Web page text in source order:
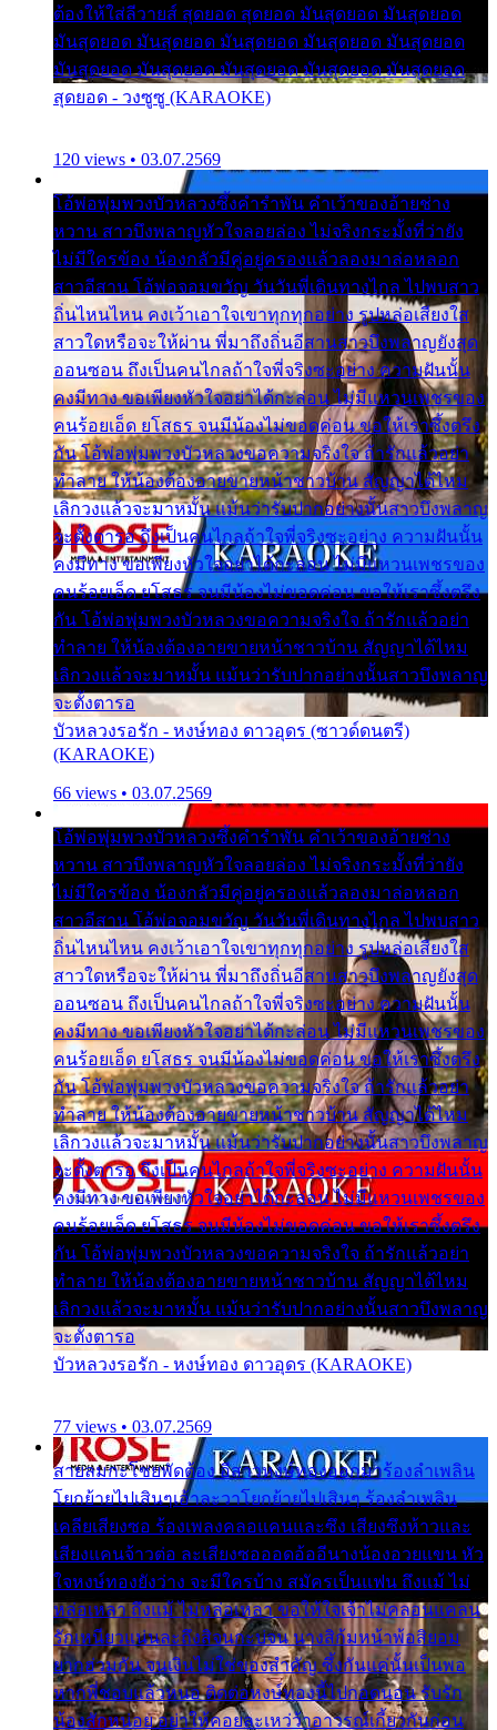
ต้องให้ใส่ลีวายส์ สุดยอด สุดยอด มันสุดยอด มันสุดยอด
มันสุดยอด มันสุดยอด มันสุดยอด มันสุดยอด มันสุดยอด
มันสุดยอด มันสุดยอด มันสุดยอด มันสุดยอด มันสุดยอด
สุดยอด - วงซูซู (KARAOKE)
120 views • 03.07.2569
โอ้พ่อพุ่มพวงบัวหลวงซึ้งคำรำพัน คำเว้าของอ้ายช่าง
หวาน สาวบึงพลาญหัวใจลอยล่อง ไม่จริงกระมั้งที่ว่ายัง
ไม่มีใครข้อง น้องกลัวมีคู่อยู่ครองแล้วลองมาล่อหลอก
สาวอีสาน โอ้พ่อจอมขวัญ วันวันพี่เดินทางไกล ไปพบสาว
ถิ่นไหนไหน คงเว้าเอาใจเขาทุกทุกอย่าง รูปหล่อเสียงใส
สาวใดหรือจะให้ผ่าน พี่มาถึงถิ่นอีสานสาวบึงพลาญยังสุด
ออนซอน ถึงเป็นคนไกลถ้าใจพี่จริงซะอย่าง ความฝันนั้น
คงมีทาง ขอเพียงหัวใจอย่าได้กะล่อน ไม่มีแหวนเพชรของ
คนร้อยเอ็ด ยโสธร จนมีน้องไม่ขอดค่อน ขอให้เราซึ้งตรึง
กัน โอ้พ่อพุ่มพวงบัวหลวงขอความจริงใจ ถ้ารักแล้วอย่า
ทำลาย ให้น้องต้องอายขายหน้าชาวบ้าน สัญญาได้ไหม
เลิกวงแล้วจะมาหมั้น แม้นว่ารับปากอย่างนั้นสาวบึงพลาญ
จะตั้งตารอ ถึงเป็นคนไกลถ้าใจพี่จริงซะอย่าง ความฝันนั้น
คงมีทาง ขอเพียงหัวใจอย่าได้กะล่อน ไม่มีแหวนเพชรของ
คนร้อยเอ็ด ยโสธร จนมีน้องไม่ขอดค่อน ขอให้เราซึ้งตรึง
กัน โอ้พ่อพุ่มพวงบัวหลวงขอความจริงใจ ถ้ารักแล้วอย่า
ทำลาย ให้น้องต้องอายขายหน้าชาวบ้าน สัญญาได้ไหม
เลิกวงแล้วจะมาหมั้น แม้นว่ารับปากอย่างนั้นสาวบึงพลาญ
จะตั้งตารอ
บัวหลวงรอรัก - หงษ์ทอง ดาวอุดร (ซาวด์ดนตรี)
(KARAOKE)
66 views • 03.07.2569
โอ้พ่อพุ่มพวงบัวหลวงซึ้งคำรำพัน คำเว้าของอ้ายช่าง
หวาน สาวบึงพลาญหัวใจลอยล่อง ไม่จริงกระมั้งที่ว่ายัง
ไม่มีใครข้อง น้องกลัวมีคู่อยู่ครองแล้วลองมาล่อหลอก
สาวอีสาน โอ้พ่อจอมขวัญ วันวันพี่เดินทางไกล ไปพบสาว
ถิ่นไหนไหน คงเว้าเอาใจเขาทุกทุกอย่าง รูปหล่อเสียงใส
สาวใดหรือจะให้ผ่าน พี่มาถึงถิ่นอีสานสาวบึงพลาญยังสุด
ออนซอน ถึงเป็นคนไกลถ้าใจพี่จริงซะอย่าง ความฝันนั้น
คงมีทาง ขอเพียงหัวใจอย่าได้กะล่อน ไม่มีแหวนเพชรของ
คนร้อยเอ็ด ยโสธร จนมีน้องไม่ขอดค่อน ขอให้เราซึ้งตรึง
กัน โอ้พ่อพุ่มพวงบัวหลวงขอความจริงใจ ถ้ารักแล้วอย่า
ทำลาย ให้น้องต้องอายขายหน้าชาวบ้าน สัญญาได้ไหม
เลิกวงแล้วจะมาหมั้น แม้นว่ารับปากอย่างนั้นสาวบึงพลาญ
จะตั้งตารอ ถึงเป็นคนไกลถ้าใจพี่จริงซะอย่าง ความฝันนั้น
คงมีทาง ขอเพียงหัวใจอย่าได้กะล่อน ไม่มีแหวนเพชรของ
คนร้อยเอ็ด ยโสธร จนมีน้องไม่ขอดค่อน ขอให้เราซึ้งตรึง
กัน โอ้พ่อพุ่มพวงบัวหลวงขอความจริงใจ ถ้ารักแล้วอย่า
ทำลาย ให้น้องต้องอายขายหน้าชาวบ้าน สัญญาได้ไหม
เลิกวงแล้วจะมาหมั้น แม้นว่ารับปากอย่างนั้นสาวบึงพลาญ
จะตั้งตารอ
บัวหลวงรอรัก - หงษ์ทอง ดาวอุดร (KARAOKE)
77 views • 03.07.2569
สายลมกะโชยพัดต้อง อีสาวหงษ์ทองออกมาร้องลำเพลิน
โยกย้ายไปเสินๆเอ้าละวาโยกย้ายไปเสินๆ ร้องลำเพลิน
เคลียเสียงซอ ร้องเพลงคลอแคนและซึง เสียงซึงห้าวและ
เสียงแคนจ้าวต่อ ละเสียงซอออดอ้ออีนางน้องอวยแขน หัว
ใจหงษ์ทองยังว่าง จะมีใครบ้าง สมัครเป็นแฟน ถึงแม้ ไม่
หล่อเหลา ถึงแม้ ไม่หล่อเหลา ขอให้ใจเจ้าไม่คลอนแคลน
รักเหนียวแน่นละถึงสิจนกะบ่จน นางสิก้มหน้าพ้อสิยอม
ยากฮ่วมกัน จนเงินไม่ใช่ของสำคัญ ซึ้งกันแค่นั้นเป็นพอ
หากพี่ชอบแล้วหนอ ติดต่อหงษ์ทองนี้ไปกอดนอน รับรัก
น้องสักหน่อย อย่าให้คอยละเหว่ว้าอาวรณ์เกี้ยวกันก่อน